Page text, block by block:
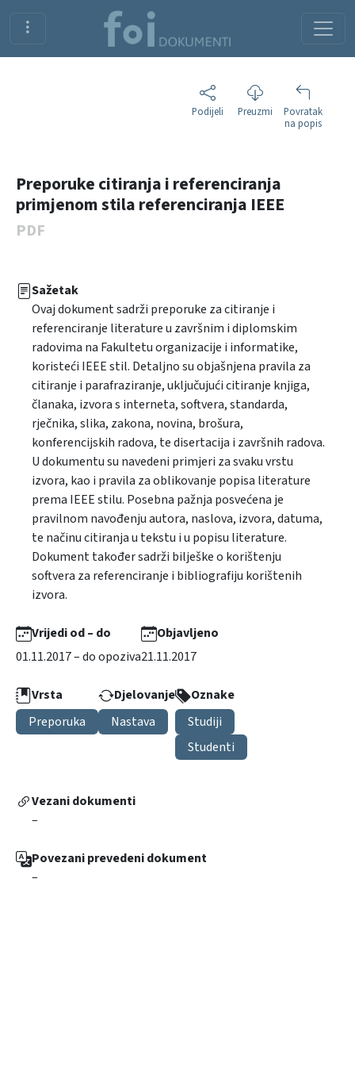
Podijeli Preuzmi
Povratak
na popis
Preporuke citiranja i referenciranja
primjenom stila referenciranja IEEE
PDF
Sažetak
Ovaj dokument sadrži preporuke za citiranje i
referenciranje literature u završnim i diplomskim
radovima na Fakultetu organizacije i informatike,
koristeći IEEE stil. Detaljno su objašnjena pravila za
citiranje i parafraziranje, uključujući citiranje knjiga,
članaka, izvora s interneta, softvera, standarda,
rječnika, slika, zakona, novina, brošura,
konferencijskih radova, te disertacija i završnih radova.
U dokumentu su navedeni primjeri za svaku vrstu
izvora, kao i pravila za oblikovanje popisa literature
prema IEEE stilu. Posebna pažnja posvećena je
pravilnom navođenju autora, naslova, izvora, datuma,
te načinu citiranja u tekstu i u popisu literature.
Dokument također sadrži bilješke o korištenju
softvera za referenciranje i bibliografiju korištenih
izvora.
Vrijedi od – do
01.11.2017 – do opoziva
Objavljeno
21.11.2017
Vrsta
Preporuka
Djelovanje
Nastava
Oznake
Studiji
Studenti
Vezani dokumenti
–
Povezani prevedeni dokument
–